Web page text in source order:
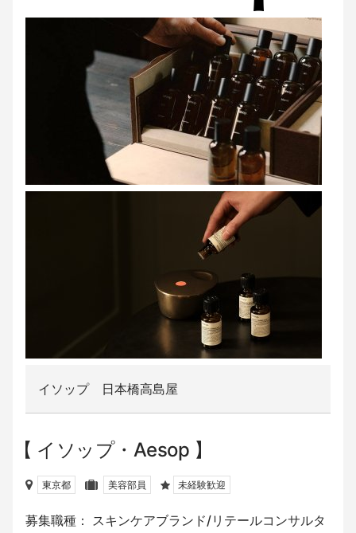
イソップ 日本橋高島屋
イソップ・Aesop
東京都 美容部員 未経験歓迎
募集職種： スキンケアブランド/リテールコンサルタ